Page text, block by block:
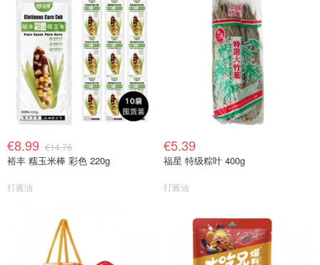
€8.99 €14.76
裕丰 糯玉米棒 彩色 220g
打酱油
€5.39
福星 特级粽叶 400g
打酱油